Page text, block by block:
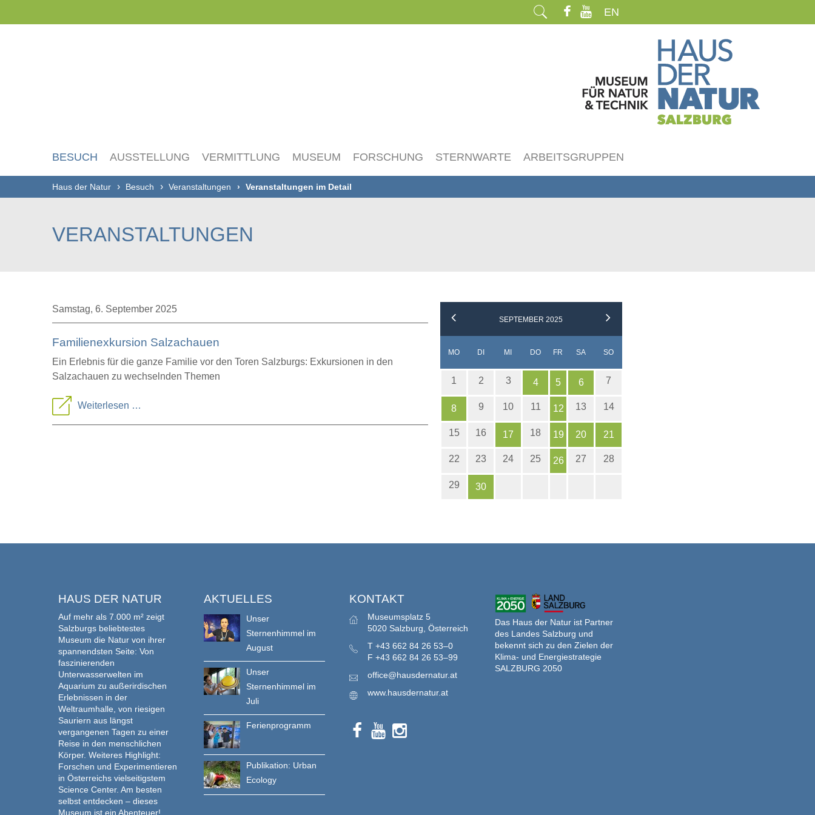
EN
BESUCH AUSSTELLUNG VERMITTLUNG MUSEUM FORSCHUNG STERNWARTE ARBEITSGRUPPEN
Haus der Natur Besuch Veranstaltungen Veranstaltungen im Detail
VERANSTALTUNGEN
Samstag, 6. September 2025
Familienexkursion Salzachauen
Ein Erlebnis für die ganze Familie vor den Toren Salzburgs: Exkursionen in den
Salzachauen zu wechselnden Themen
Weiterlesen …
Salzachauen
SEPTEMBER 2025
MONTAGDIENSTAG
MI TTWOCH
DONNERSTAG
FR EITAG
SAMSTAG
SONNTAG
1 2 3 4 5 6 7
8 9 10 11 12 13 14
15 16 17 18 19 20 21
22 23 24 25 26 27 28
29 30
HAUS DER NATUR
Auf mehr als 7.000 m² zeigt
Salzburgs beliebtestes
Museum die Natur von ihrer
spannendsten Seite: Von
faszinierenden
Unterwasserwelten im
Aquarium zu außerirdischen
Erlebnissen in der
Weltraumhalle, von riesigen
Sauriern aus längst
vergangenen Tagen zu einer
Reise in den menschlichen
Körper. Weiteres Highlight:
Forschen und Experimentieren
in Österreichs vielseitigstem
Science Center. Am besten
selbst entdecken – dieses
Museum ist ein Abenteuer!
AKTUELLES
Unser
Sternenhimmel im
August
Unser
Sternenhimmel im
Juli
Ferienprogramm
Publikation: Urban
Ecology
KONTAKT
Museumsplatz 5
5020 Salzburg, Österreich
T +43 662 84 26 53–0
F +43 662 84 26 53–99
office@hausdernatur.at
www.hausdernatur.at
Das Haus der Natur ist Partner
des Landes Salzburg und
bekennt sich zu den Zielen der
Klima- und Energiestrategie
SALZBURG 2050